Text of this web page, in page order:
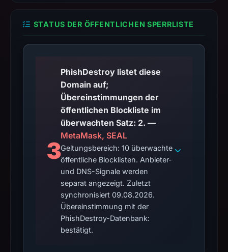
STATUS DER ÖFFENTLICHEN SPERRLISTE
3
PhishDestroy listet diese
Domain auf;
Übereinstimmungen der
öffentlichen Blockliste im
überwachten Satz: 2. —
MetaMask, SEAL
Geltungsbereich: 10 überwachte
öffentliche Blocklisten. Anbieter-
und DNS-Signale werden
separat angezeigt. Zuletzt
synchronisiert 09.08.2026.
Übereinstimmung mit der
PhishDestroy-Datenbank:
bestätigt.